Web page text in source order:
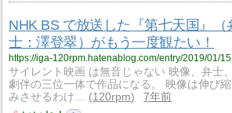
NHK BS で放送した『第七天国』（
士：澤登翠）がもう一度観たい！
サイレント映画 は無音じゃない 映像、弁士、
劇伴の三位一体で作品になる。 映像は伸び縮
みさせるわけ…
120rpm
7年前